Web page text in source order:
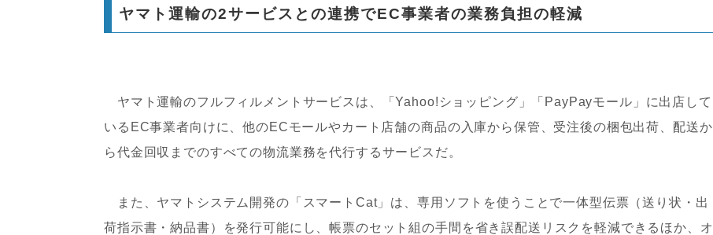
ヤマト運輸の2サービスとの連携でEC事業者の業務負担の軽減
ヤマト運輸のフルフィルメントサービスは、「Yahoo!ショッピング」「PayPayモール」に出店して
いるEC事業者向けに、他のECモールやカート店舗の商品の入庫から保管、受注後の梱包出荷、配送か
ら代金回収までのすべての物流業務を代行するサービスだ。
また、ヤマトシステム開発の「スマートCat」は、専用ソフトを使うことで一体型伝票（送り状・出
荷指示書・納品書）を発行可能にし、帳票のセット組の手間を省き誤配送リスクを軽減できるほか、オ